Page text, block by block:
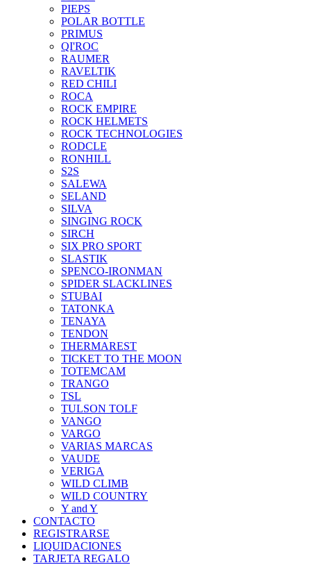
PIEPS
POLAR BOTTLE
PRIMUS
QI'ROC
RAUMER
RAVELTIK
RED CHILI
ROCA
ROCK EMPIRE
ROCK HELMETS
ROCK TECHNOLOGIES
RODCLE
RONHILL
S2S
SALEWA
SELAND
SILVA
SINGING ROCK
SIRCH
SIX PRO SPORT
SLASTIK
SPENCO-IRONMAN
SPIDER SLACKLINES
STUBAI
TATONKA
TENAYA
TENDON
THERMAREST
TICKET TO THE MOON
TOTEMCAM
TRANGO
TSL
TULSON TOLF
VANGO
VARGO
VARIAS MARCAS
VAUDE
VERIGA
WILD CLIMB
WILD COUNTRY
Y and Y
CONTACTO
REGISTRARSE
LIQUIDACIONES
TARJETA REGALO